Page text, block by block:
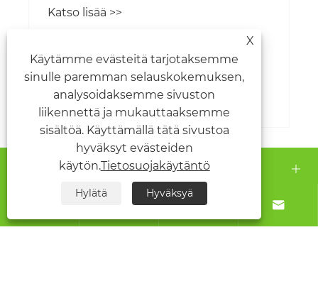
vastauksen
Katso lisää >>
Tietoja meistä
 
X
Käytämme evästeitä tarjotaksemme
sinulle paremman selauskokemuksen,
analysoidaksemme sivuston
liikennettä ja mukauttaaksemme
sisältöä. Käyttämällä tätä sivustoa
hyväksyt evästeiden
käytön.Tietosuojakäytäntö
Hylätä Hyväksyä